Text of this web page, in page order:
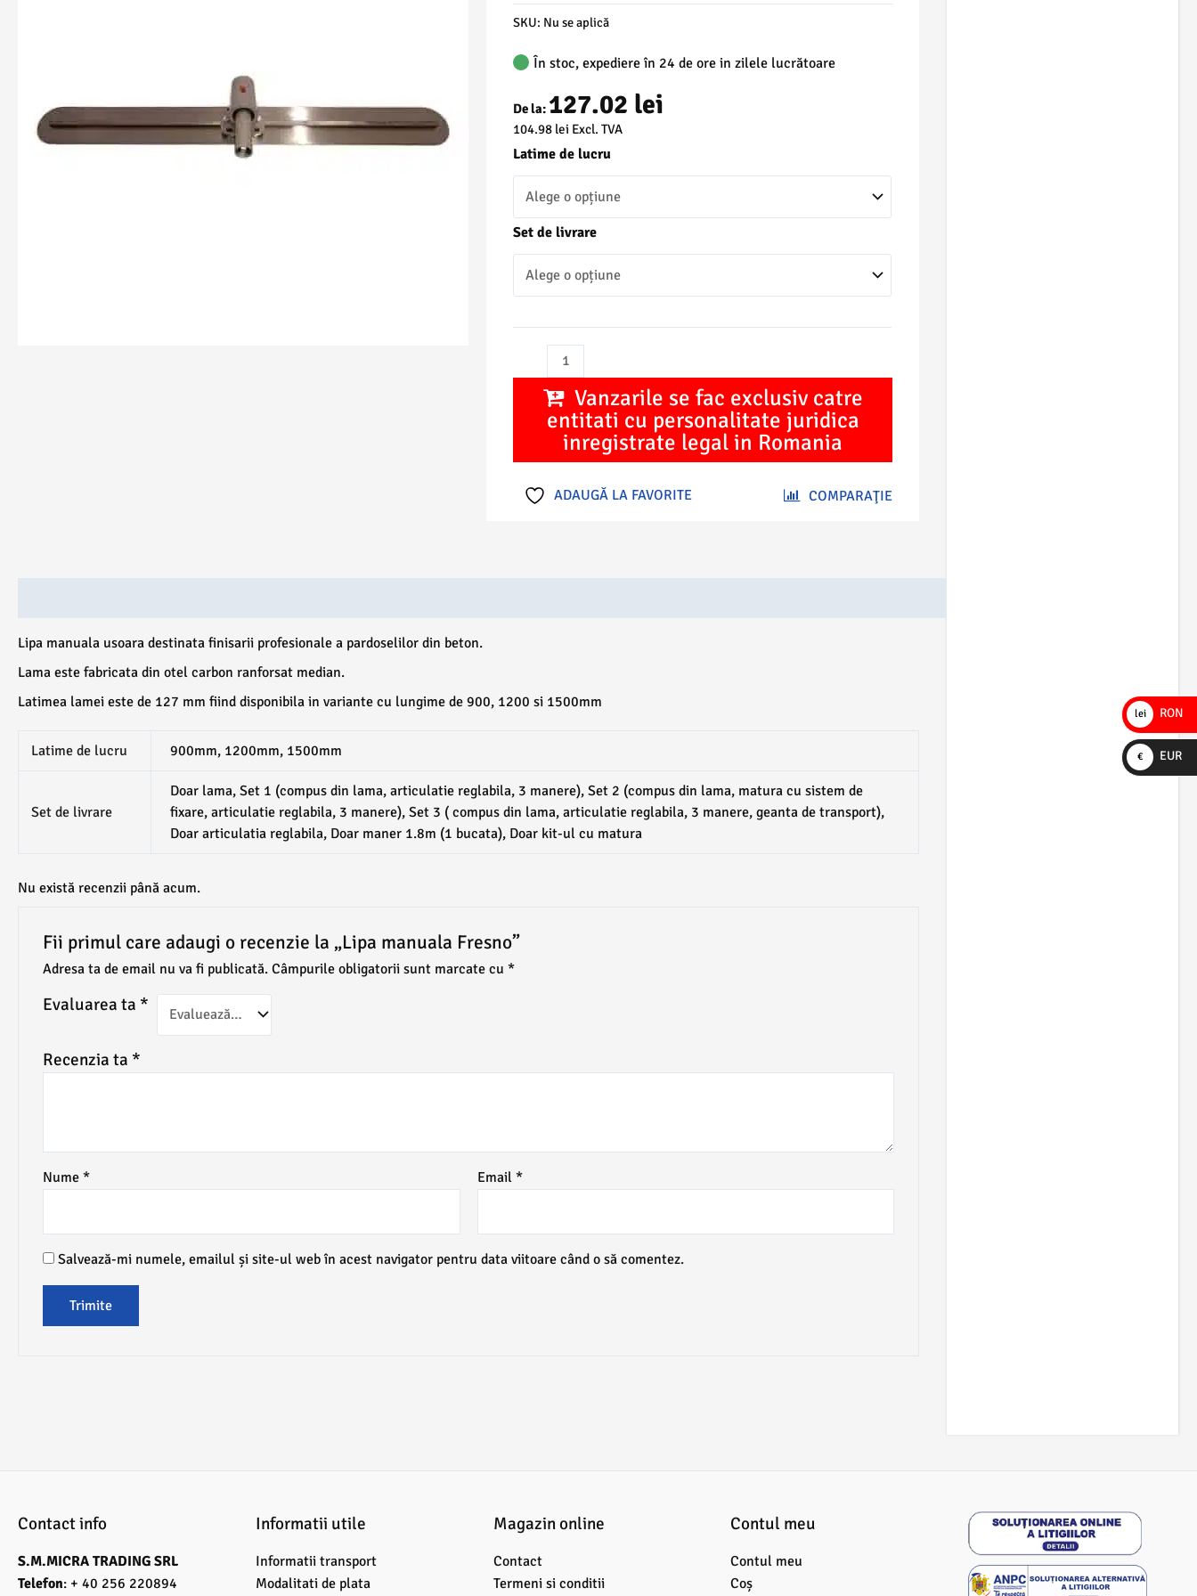
SKU: Nu se aplică
În stoc, expediere în 24 de ore in zilele lucrătoare
De la: 127.02 lei
104.98 lei Excl. TVA
Latime de lucru
Set de livrare
Cantitate
Lipa
manuala
Fresno
Vanzarile se fac exclusiv catre
entitati cu personalitate juridica
inregistrate legal in Romania
ADAUGĂ LA FAVORITE COMPARAŢIE
Lipa manuala usoara destinata finisarii profesionale a pardoselilor din beton.
Lama este fabricata din otel carbon ranforsat median.
Latimea lamei este de 127 mm fiind disponibila in variante cu lungime de 900, 1200 si 1500mm
Latime de lucru 900mm, 1200mm, 1500mm
Set de livrare
Doar lama, Set 1 (compus din lama, articulatie reglabila, 3 manere), Set 2 (compus din lama, matura cu sistem de
fixare, articulatie reglabila, 3 manere), Set 3 ( compus din lama, articulatie reglabila, 3 manere, geanta de transport),
Doar articulatia reglabila, Doar maner 1.8m (1 bucata), Doar kit-ul cu matura
Nu există recenzii până acum.
Fii primul care adaugi o recenzie la „Lipa manuala Fresno”
Adresa ta de email nu va fi publicată. Câmpurile obligatorii sunt marcate cu *
Evaluarea ta *
Recenzia ta *
Nume * Email *
Salvează-mi numele, emailul și site-ul web în acest navigator pentru data viitoare când o să comentez.
Contact info
S.M.MICRA TRADING SRL
Telefon: + 40 256 220894
Informatii utile
Informatii transport
Modalitati de plata
Magazin online
Contact
Termeni si conditii
Contul meu
Contul meu
Coș
lei RON
€ EUR